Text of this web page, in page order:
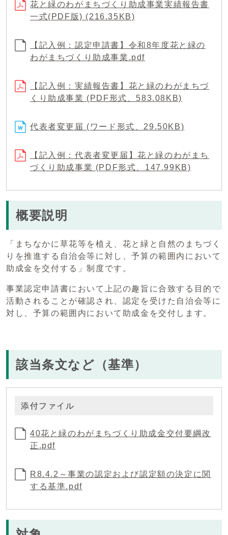
花と緑のわがまちづくり助成事業実績報告書
一式(PDF版) (216.35KB)
【記入例：認定申請書】令和8年度花と緑の
わがまちづくり助成事業.pdf
【記入例：実績報告書】花と緑のわがまちづ
くり助成事業 (PDF形式、583.08KB)
代表者変更届 (ワード形式、29.50KB)
【記入例：代表者変更届】花と緑のわがまち
づくり助成事業 (PDF形式、147.99KB)
概要説明
「まちなかに草花等を植え、花と緑と自然のまちづく
りを推進する自治会等に対し、予算の範囲内において
助成金を交付する」制度です。
事業認定申請書において上記の趣旨に合致する目的で
活動されることが確認され、認定を受けた自治会等に
対し、予算の範囲内において助成金を交付します。
該当条文など（基準）
添付ファイル
40花と緑のわがまちづくり助成金交付要綱改
正.pdf
R8.4.2～事業の認定および認定額の決定に関
する基準.pdf